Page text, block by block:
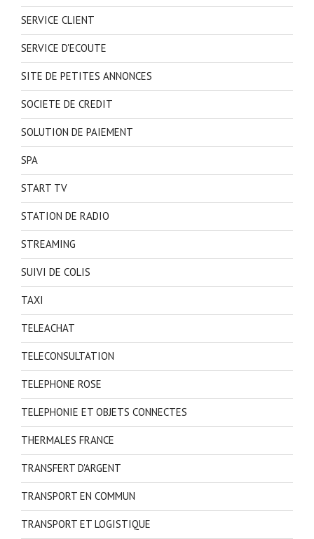
SERVICE CLIENT
SERVICE D'ECOUTE
SITE DE PETITES ANNONCES
SOCIETE DE CREDIT
SOLUTION DE PAIEMENT
SPA
START TV
STATION DE RADIO
STREAMING
SUIVI DE COLIS
TAXI
TELEACHAT
TELECONSULTATION
TELEPHONE ROSE
TELEPHONIE ET OBJETS CONNECTES
THERMALES FRANCE
TRANSFERT D'ARGENT
TRANSPORT EN COMMUN
TRANSPORT ET LOGISTIQUE